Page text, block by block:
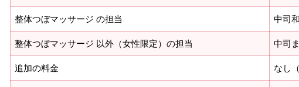
整体つぼマッサージ の担当 中司
整体つぼマッサージ 以外（女性限定）の担当 中司
追加の料金 なし